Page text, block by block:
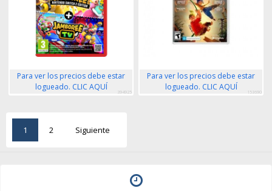
Para ver los precios debe estar
logueado. CLIC AQUÍ
394925
Para ver los precios debe estar
logueado. CLIC AQUÍ
153690
1 2 Siguiente